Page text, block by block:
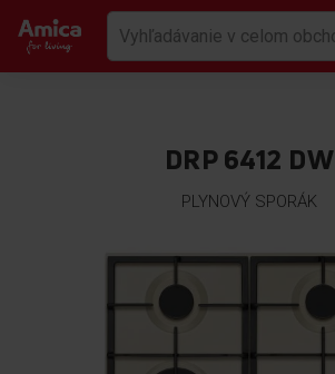
DRP 6412 DW
PLYNOVÝ SPORÁK